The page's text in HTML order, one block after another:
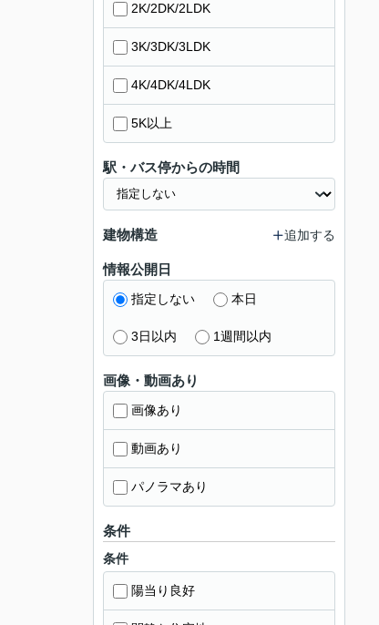
2K/2DK/2LDK
3K/3DK/3LDK
4K/4DK/4LDK
5K以上
駅・バス停からの時間
建物構造 追加する
情報公開日
指定しない 本日
3日以内 1週間以内
画像・動画あり
画像あり
動画あり
パノラマあり
条件
条件
陽当り良好